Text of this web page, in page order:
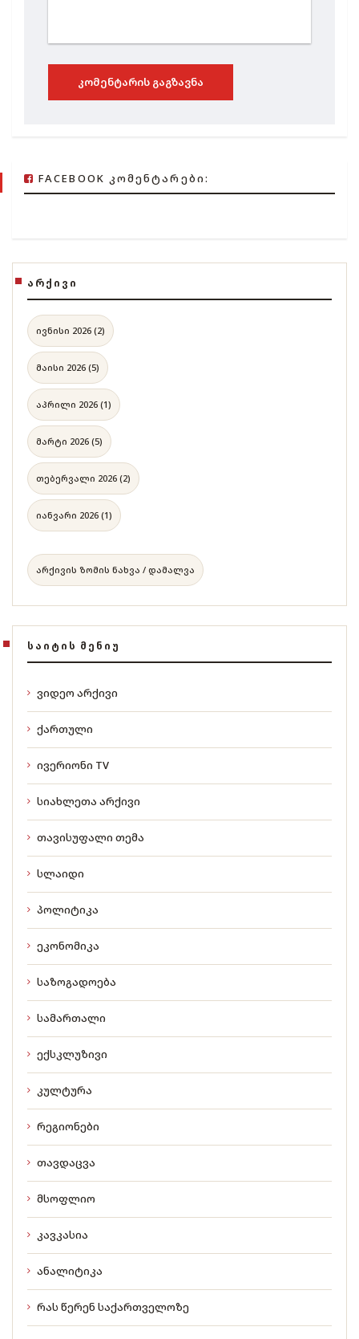
ᲙᲝᲛᲔᲜᲢᲐᲠᲘᲡ ᲒᲐᲒᲖᲐᲕᲜᲐ
FACEBOOK ᲙᲝᲛᲔᲜᲢᲐᲠᲔᲑᲘ:
ᲐᲠᲥᲘᲕᲘ
ივნისი 2026 (2)
მაისი 2026 (5)
აპრილი 2026 (1)
მარტი 2026 (5)
თებერვალი 2026 (2)
იანვარი 2026 (1)
არქივის ზომის ნახვა / დამალვა
ᲡᲐᲘᲢᲘᲡ ᲛᲔᲜᲘᲣ
ვიდეო არქივი
ქართული
ივერიონი TV
სიახლეთა არქივი
თავისუფალი თემა
სლაიდი
პოლიტიკა
ეკონომიკა
საზოგადოება
სამართალი
ექსკლუზივი
კულტურა
რეგიონები
თავდაცვა
მსოფლიო
კავკასია
ანალიტიკა
რას წერენ საქართველოზე